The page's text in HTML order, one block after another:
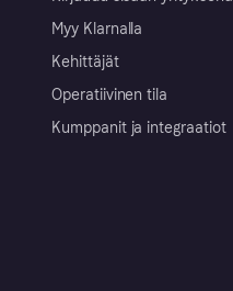
Myy Klarnalla
Kehittäjät
Operatiivinen tila
Kumppanit ja integraatiot